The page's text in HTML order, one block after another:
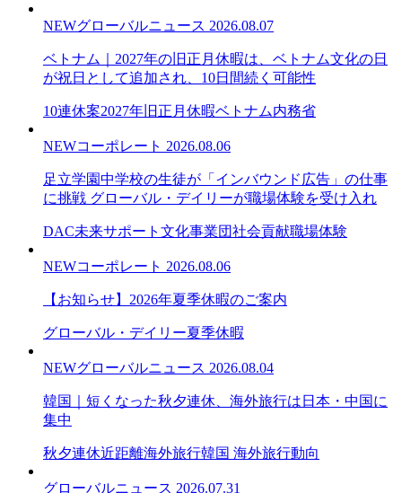
NEWグローバルニュース 2026.08.07
ベトナム｜2027年の旧正月休暇は、ベトナム文化の日
が祝日として追加され、10日間続く可能性
10連休案2027年旧正月休暇ベトナム内務省
NEWコーポレート 2026.08.06
足立学園中学校の生徒が「インバウンド広告」の仕事
に挑戦 グローバル・デイリーが職場体験を受け入れ
DAC未来サポート文化事業団社会貢献職場体験
NEWコーポレート 2026.08.06
【お知らせ】2026年夏季休暇のご案内
グローバル・デイリー夏季休暇
NEWグローバルニュース 2026.08.04
韓国｜短くなった秋夕連休、海外旅行は日本・中国に
集中
秋夕連休近距離海外旅行韓国 海外旅行動向
グローバルニュース 2026.07.31